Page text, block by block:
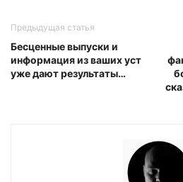
Предыдущая статья
Бесценные выпуски и
информация из ваших уст
уже дают результаты…